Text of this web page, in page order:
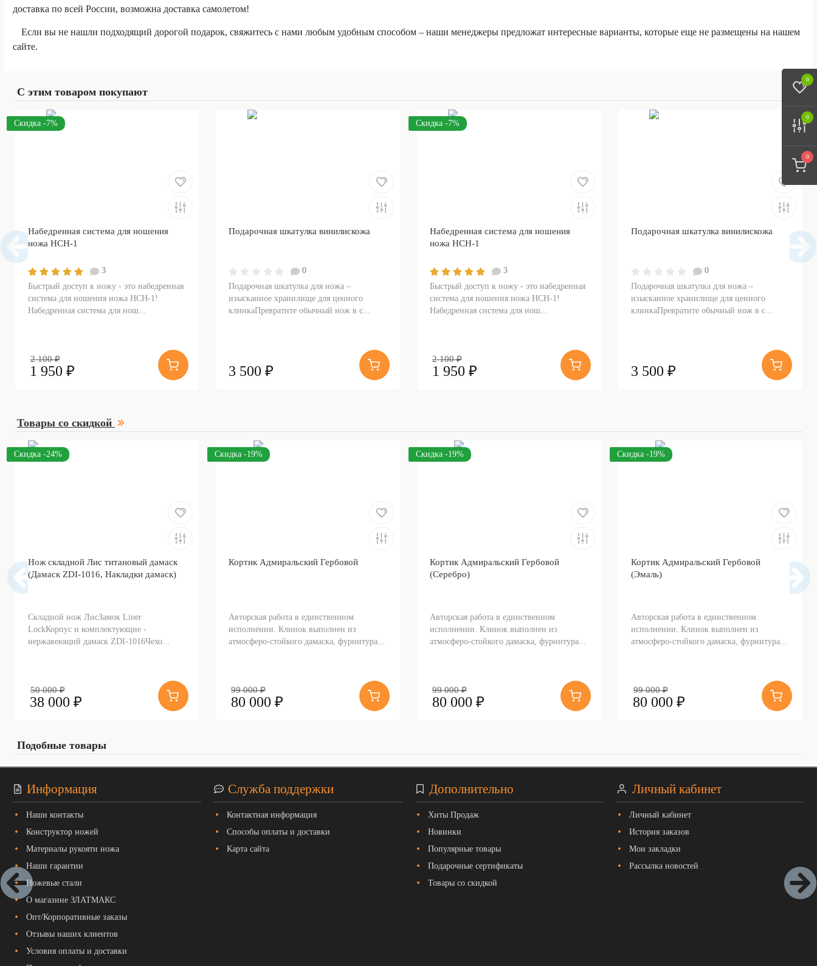
0
0
0
доставка по всей России, возможна доставка самолетом!
Если вы не нашли подходящий дорогой подарок, свяжитесь с нами любым удобным способом – наши менеджеры предложат интересные варианты, которые еще не размещены на нашем
сайте.
С этим товаром покупают
Скидка -7%
Набедренная система для ношения
ножа НСН-1
3
Быстрый доступ к ножу - это набедренная
система для ношения ножа НСН-1!
Набедренная система для нош...
2 100 ₽
1 950 ₽
Подарочная шкатулка винилискожа
0
Подарочная шкатулка для ножа –
изысканное хранилище для ценного
клинкаПревратите обычный нож в с...
3 500 ₽
Скидка -7%
Набедренная система для ношения
ножа НСН-1
3
Быстрый доступ к ножу - это набедренная
система для ношения ножа НСН-1!
Набедренная система для нош...
2 100 ₽
1 950 ₽
Подарочная шкатулка винилискожа
0
Подарочная шкатулка для ножа –
изысканное хранилище для ценного
клинкаПревратите обычный нож в с...
3 500 ₽
Товары со скидкой
Скидка -24%
Нож складной Лис титановый дамаск
(Дамаск ZDI-1016, Накладки дамаск)
Складной нож ЛисЗамок Liner
LockКорпус и комплектующие -
нержавеющий дамаск ZDI-1016Чехо...
50 000 ₽
38 000 ₽
Скидка -19%
Кортик Адмиральский Гербовой
Авторская работа в единственном
исполнении. Клинок выполнен из
атмосферо-стойкого дамаска, фурнитура...
99 000 ₽
80 000 ₽
Скидка -19%
Кортик Адмиральский Гербовой
(Серебро)
Авторская работа в единственном
исполнении. Клинок выполнен из
атмосферо-стойкого дамаска, фурнитура...
99 000 ₽
80 000 ₽
Скидка -19%
Кортик Адмиральский Гербовой
(Эмаль)
Авторская работа в единственном
исполнении. Клинок выполнен из
атмосферо-стойкого дамаска, фурнитура...
99 000 ₽
80 000 ₽
Подобные товары
Информация
Наши контакты
Конструктор ножей
Материалы рукояти ножа
Наши гарантии
Ножевые стали
О магазине ЗЛАТМАКС
Опт/Корпоративные заказы
Отзывы наших клиентов
Условия оплаты и доставки
Служба поддержки
Контактная информация
Способы оплаты и доставки
Карта сайта
Дополнительно
Хиты Продаж
Новинки
Популярные товары
Подарочные сертификаты
Товары со скидкой
Личный кабинет
Личный кабинет
История заказов
Мои закладки
Рассылка новостей